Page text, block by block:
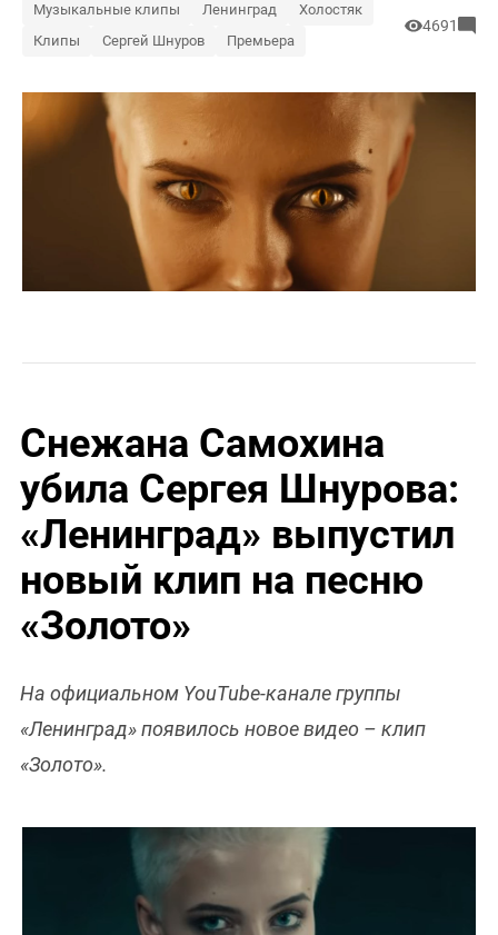
Музыкальные клипы Ленинград
Холостяк
Клипы
Сергей Шнуров Премьера
4691
Снежана Самохина
убила Сергея Шнурова:
«Ленинград» выпустил
новый клип на песню
«Золото»
На официальном YouTube-канале группы
«Ленинград» появилось новое видео – клип
«Золото».